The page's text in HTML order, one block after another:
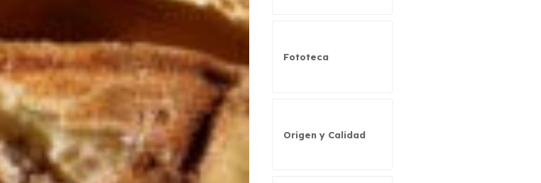
Fototeca
Origen y Calidad